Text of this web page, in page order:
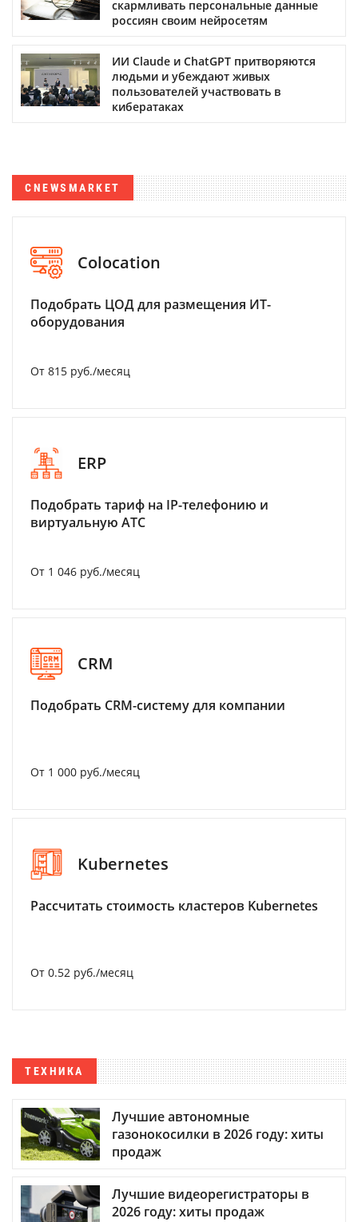
скармливать персональные данные
россиян своим нейросетям
ИИ Claude и ChatGPT притворяются
людьми и убеждают живых
пользователей участвовать в
кибератаках
CNEWSMARKET
Colocation
Подобрать ЦОД для размещения ИТ-
оборудования
От 815 руб./месяц
ERP
Подобрать тариф на IP-телефонию и
виртуальную АТС
От 1 046 руб./месяц
CRM
Подобрать CRM-систему для компании
От 1 000 руб./месяц
Kubernetes
Рассчитать стоимость кластеров Kubernetes
От 0.52 руб./месяц
ТЕХНИКА
Лучшие автономные
газонокосилки в 2026 году: хиты
продаж
Лучшие видеорегистраторы в
2026 году: хиты продаж